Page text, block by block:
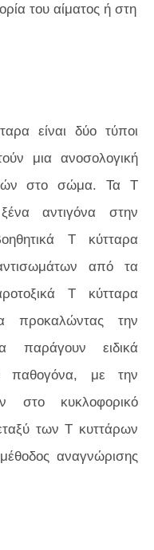
του αίματος ή στη
είναι δύο τύποι
μια ανοσολογική
στο σώμα. Τα Τ
αντιγόνα στην
Τ κύτταρα
από τα
Τ κύτταρα
προκαλώντας την
ειδικά
παθογόνα, με την
στο κυκλοφορικό
των Τ κυττάρων
αναγνώρισης